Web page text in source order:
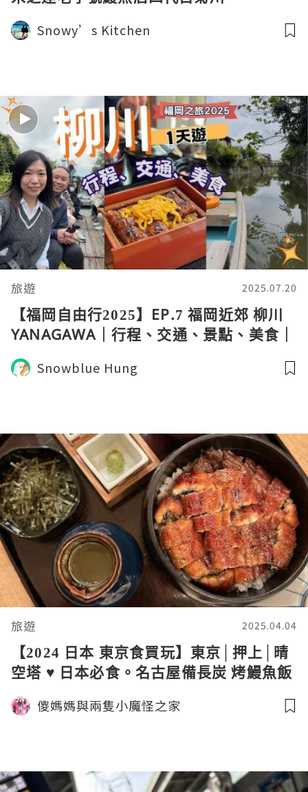
Snowy’s Kitchen
旅遊 2025.07.20
【福岡自由行2025】EP.7 福岡近郊 柳川
YANAGAWA｜行程、交通、景點、美食｜
遊船｜若松屋 蒸籠鰻魚飯
Snowblue Hung
旅遊 2025.04.04
【2024 日本 東京食買玩】東京│押上│晴
空塔 ♥ 日本必食。名古屋備長炭 烤鰻魚飯
三吃。香脆鰻魚骨
儍媽媽與兩隻小魔怪之家